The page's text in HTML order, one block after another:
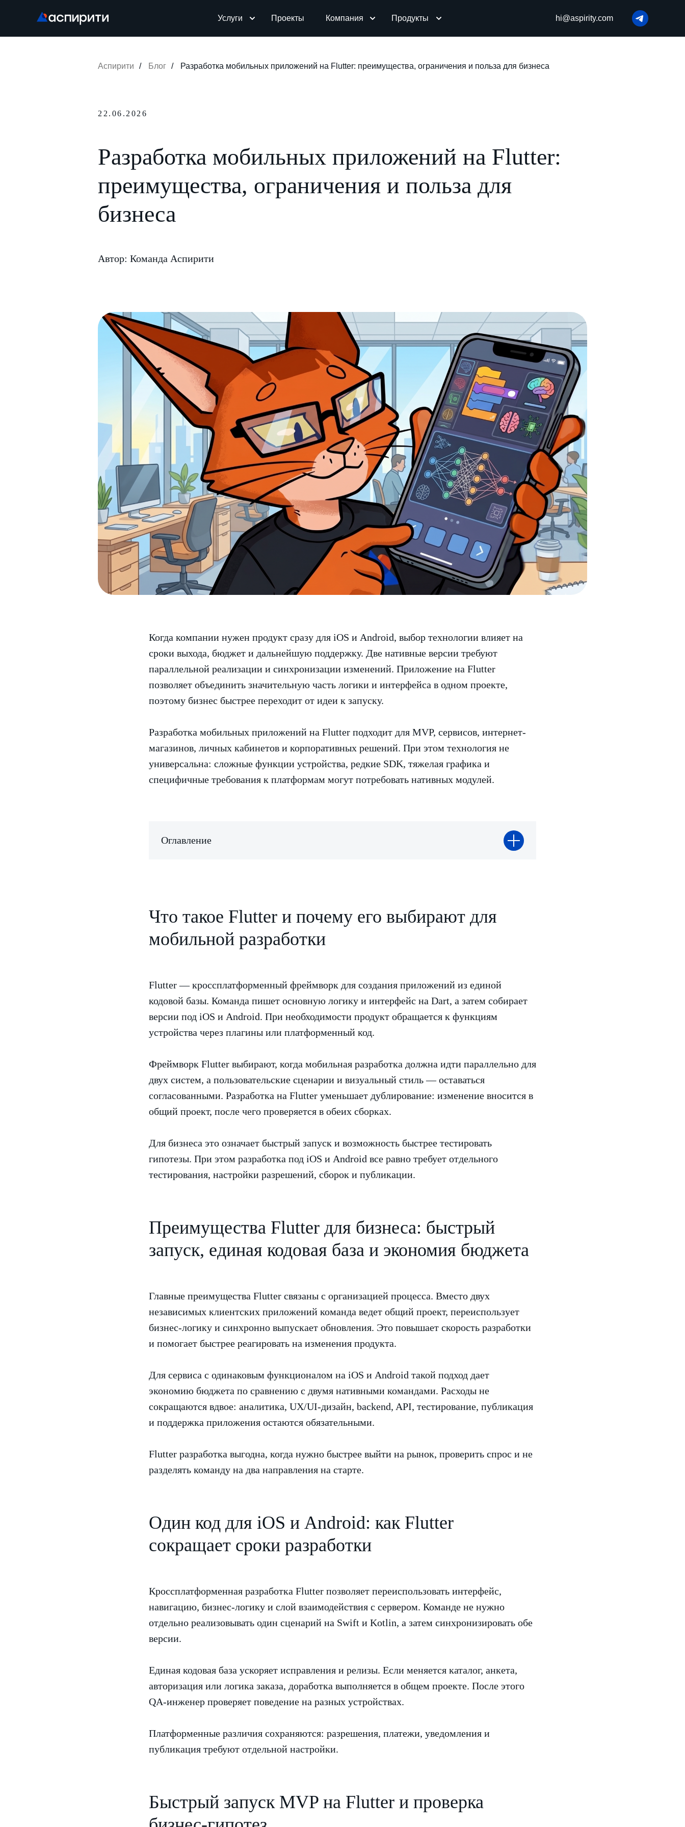
hi@aspirity.com
Услуги Проекты Компания Продукты
Аспирити / Блог / Разработка мобильных приложений на Flutter: преимущества, ограничения и польза для бизнеса
22.06.2026
Разработка мобильных приложений на Flutter:
преимущества, ограничения и польза для
бизнеса
Автор: Команда Аспирити
Когда компании нужен продукт сразу для iOS и Android, выбор технологии влияет на
сроки выхода, бюджет и дальнейшую поддержку. Две нативные версии требуют
параллельной реализации и синхронизации изменений. Приложение на Flutter
позволяет объединить значительную часть логики и интерфейса в одном проекте,
поэтому бизнес быстрее переходит от идеи к запуску.
Разработка мобильных приложений на Flutter подходит для MVP, сервисов, интернет-
магазинов, личных кабинетов и корпоративных решений. При этом технология не
универсальна: сложные функции устройства, редкие SDK, тяжелая графика и
специфичные требования к платформам могут потребовать нативных модулей.
Оглавление
Что такое Flutter и почему его выбирают для
мобильной разработки
Flutter — кроссплатформенный фреймворк для создания приложений из единой
кодовой базы. Команда пишет основную логику и интерфейс на Dart, а затем собирает
версии под iOS и Android. При необходимости продукт обращается к функциям
устройства через плагины или платформенный код.
Фреймворк Flutter выбирают, когда мобильная разработка должна идти параллельно для
двух систем, а пользовательские сценарии и визуальный стиль — оставаться
согласованными. Разработка на Flutter уменьшает дублирование: изменение вносится в
общий проект, после чего проверяется в обеих сборках.
Для бизнеса это означает быстрый запуск и возможность быстрее тестировать
гипотезы. При этом разработка под iOS и Android все равно требует отдельного
тестирования, настройки разрешений, сборок и публикации.
Преимущества Flutter для бизнеса: быстрый
запуск, единая кодовая база и экономия бюджета
Главные преимущества Flutter связаны с организацией процесса. Вместо двух
независимых клиентских приложений команда ведет общий проект, переиспользует
бизнес-логику и синхронно выпускает обновления. Это повышает скорость разработки
и помогает быстрее реагировать на изменения продукта.
Для сервиса с одинаковым функционалом на iOS и Android такой подход дает
экономию бюджета по сравнению с двумя нативными командами. Расходы не
сокращаются вдвое: аналитика, UX/UI-дизайн, backend, API, тестирование, публикация
и поддержка приложения остаются обязательными.
Flutter разработка выгодна, когда нужно быстрее выйти на рынок, проверить спрос и не
разделять команду на два направления на старте.
Один код для iOS и Android: как Flutter
сокращает сроки разработки
Кроссплатформенная разработка Flutter позволяет переиспользовать интерфейс,
навигацию, бизнес-логику и слой взаимодействия с сервером. Команде не нужно
отдельно реализовывать один сценарий на Swift и Kotlin, а затем синхронизировать обе
версии.
Единая кодовая база ускоряет исправления и релизы. Если меняется каталог, анкета,
авторизация или логика заказа, доработка выполняется в общем проекте. После этого
QA-инженер проверяет поведение на разных устройствах.
Платформенные различия сохраняются: разрешения, платежи, уведомления и
публикация требуют отдельной настройки.
Быстрый запуск MVP на Flutter и проверка